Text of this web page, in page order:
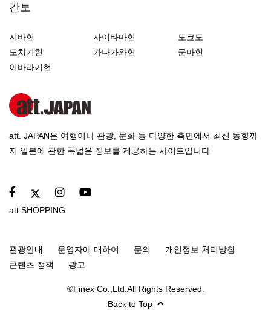
간토
지바현 사이타마현
도쿄도
도치기현
가나가와현
군마현
이바라키현
att. JAPAN은 여행이나 관광, 문화 등 다양한 측면에서 최신 동향까
지 일본에 관한 폭넓은 정보를 제공하는 사이트입니다
att.SHOPPING
관광안내 운영자에 대하여 문의
개인정보 처리방침
콘텐츠 정책
광고
©Finex Co.,Ltd.All Rights Reserved.
Back to Top